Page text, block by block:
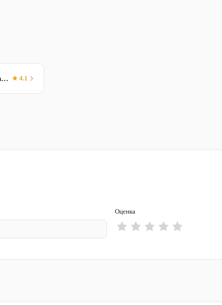
Brevo (ex Sendinblue) ★ 4.1
Оценка